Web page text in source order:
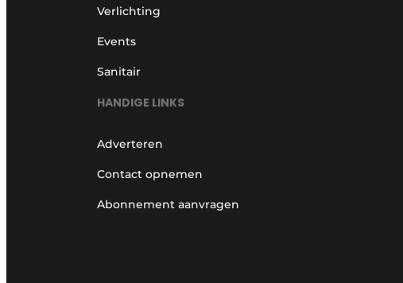
Verlichting
Events
Sanitair
HANDIGE LINKS
Adverteren
Contact opnemen
Abonnement aanvragen